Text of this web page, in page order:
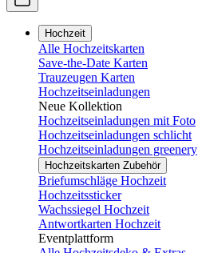
Hochzeit
Alle Hochzeitskarten
Save-the-Date Karten
Trauzeugen Karten
Hochzeitseinladungen
Neue Kollektion
Hochzeitseinladungen mit Foto
Hochzeitseinladungen schlicht
Hochzeitseinladungen greenery
Hochzeitskarten Zubehör
Briefumschläge Hochzeit
Hochzeitssticker
Wachssiegel Hochzeit
Antwortkarten Hochzeit
Eventplattform